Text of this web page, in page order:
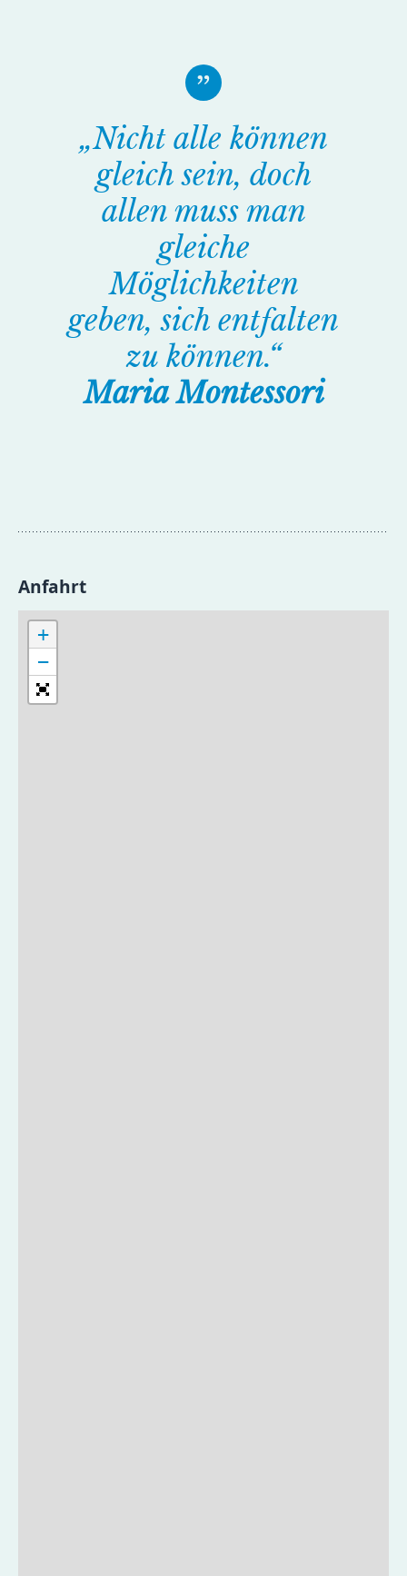
„Nicht alle können
gleich sein, doch
allen muss man
gleiche
Möglichkeiten
geben, sich entfalten
zu können.“
Maria Montessori
Anfahrt
+
−